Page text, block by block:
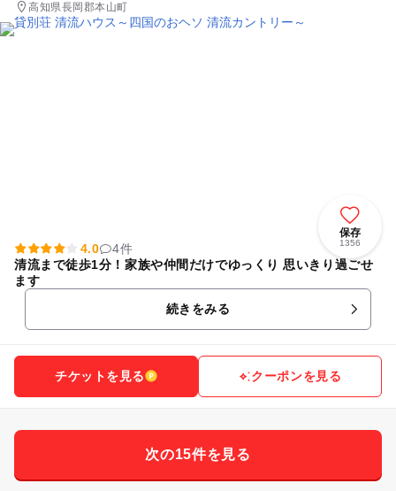
高知県長岡郡本山町
保存
1356
4.0
4件
清流まで徒歩1分！家族や仲間だけでゆっくり 思いきり過ごせ
ます
続きをみる
チケットを見る クーポンを見る
次の15件を見る